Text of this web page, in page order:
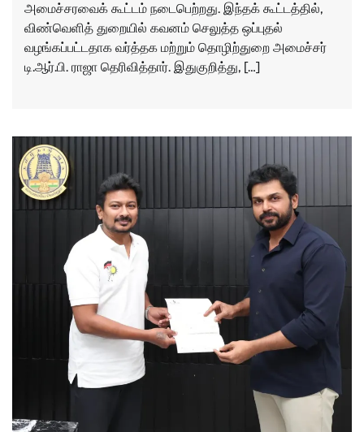
அமைச்சரவைக் கூட்டம் நடைபெற்றது. இந்தக் கூட்டத்தில்,
விண்வெளித் துறையில் கவனம் செலுத்த ஒப்புதல்
வழங்கப்பட்டதாக வர்த்தக மற்றும் தொழிற்துறை அமைச்சர்
டி.ஆர்.பி. ராஜா தெரிவித்தார். இதுகுறித்து, […]